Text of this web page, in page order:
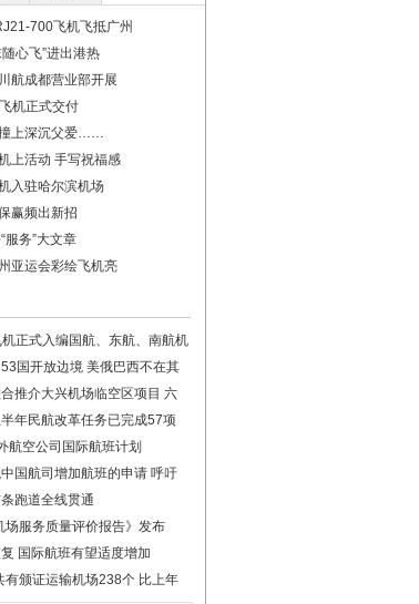
700飞机飞抵广州
心飞”进出港热
航成都营业部开展
机正式交付
上深沉父爱……
上活动 手写祝福感
入驻哈尔滨机场
赢频出新招
服务”大文章
亚运会彩绘飞机亮
正式入编国航、东航、南航机
国开放边境 美俄巴西不在其
推介大兴机场临空区项目 六
年民航改革任务已完成57项
航空公司国际航班计划
国航司增加航班的申请 呼吁
跑道全线贯通
场服务质量评价报告》发布
国际航班有望适度增加
有颁证运输机场238个 比上年